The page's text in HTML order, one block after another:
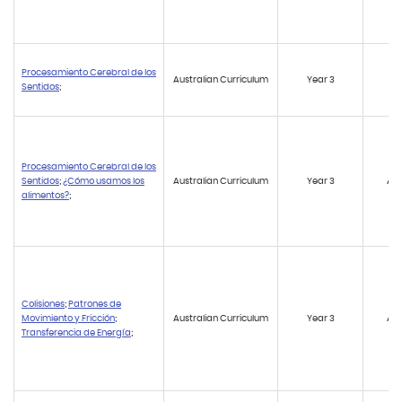
Procesamiento Cerebral de los
Sentidos;
Australian Curriculum Year 3
Procesamiento Cerebral de los
Sentidos; ¿Cómo usamos los
alimentos?;
Australian Curriculum Year 3
Colisiones; Patrones de
Movimiento y Fricción;
Transferencia de Energía;
Australian Curriculum Year 3